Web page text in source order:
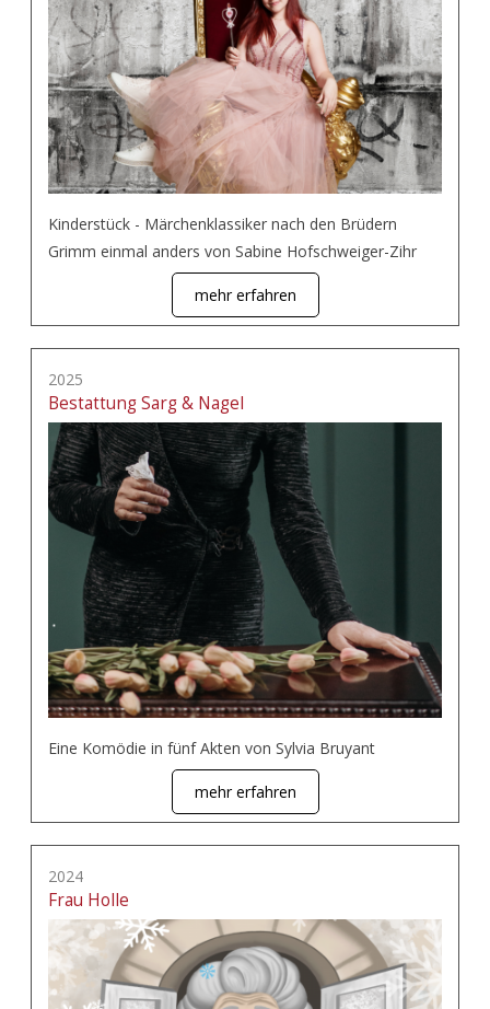
Kinderstück - Märchenklassiker nach den Brüdern
Grimm einmal anders von Sabine Hofschweiger-Zihr
mehr erfahren
2025
Bestattung Sarg & Nagel
Eine Komödie in fünf Akten von Sylvia Bruyant
mehr erfahren
2024
Frau Holle